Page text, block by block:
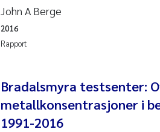
2012
2011
2010
2009
Rolf David Vogt
Marta Moyano
John A Berge
Rapport
2016
Bradalsmyra testsenter:
metallkonsentrasjoner i
1991-2016